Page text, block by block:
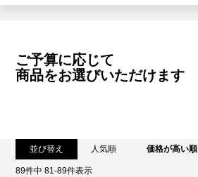
ご予算に応じて
商品をお選びいただけます
並び替え 人気順 価格が高い順
89件中 81-89件表示